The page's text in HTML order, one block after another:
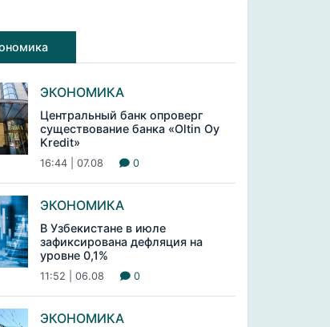
ЭКОНОМИКА
Центральный банк опроверг
существование банка «Oltin Oy
Kredit»
16:44 | 07.08 0
ЭКОНОМИКА
В Узбекистане в июле
зафиксирована дефляция на
уровне 0,1%
11:52 | 06.08 0
ЭКОНОМИКА